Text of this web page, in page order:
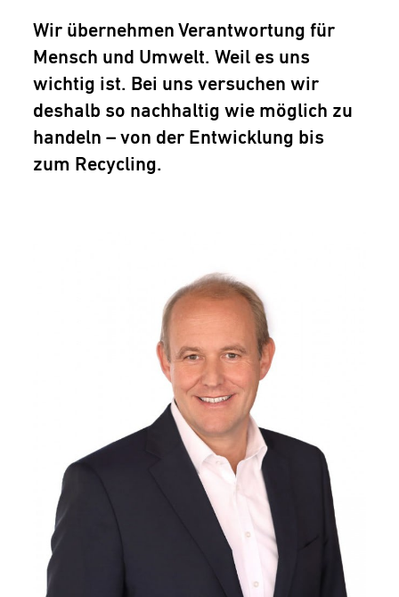
Wir übernehmen Verantwortung für
Mensch und Umwelt. Weil es uns
wichtig ist. Bei uns versuchen wir
deshalb so nachhaltig wie möglich zu
handeln – von der Entwicklung bis
zum Recycling.